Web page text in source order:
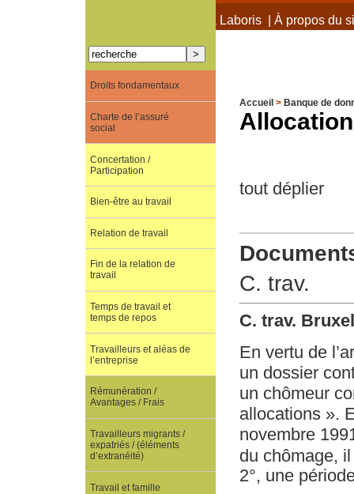
À propos de Terra Laboris| À propos du
Accueil > Banque de
tout déplier
C. trav.
C. trav.
En vertu de
un dossier
un chômeur
allocations ».
novembre
du chômage,
2°, une
Droits fondamentaux
Charte de l’assuré
social
Concertation /
Participation
Bien-être au travail
Relation de travail
Fin de la relation de
travail
Temps de travail et
temps de repos
Travailleurs et aléas de
l’entreprise
Rémunération /
Avantages / Frais
Travailleurs migrants /
expatriés / (éléments
d’extranéité)
Travail et famille